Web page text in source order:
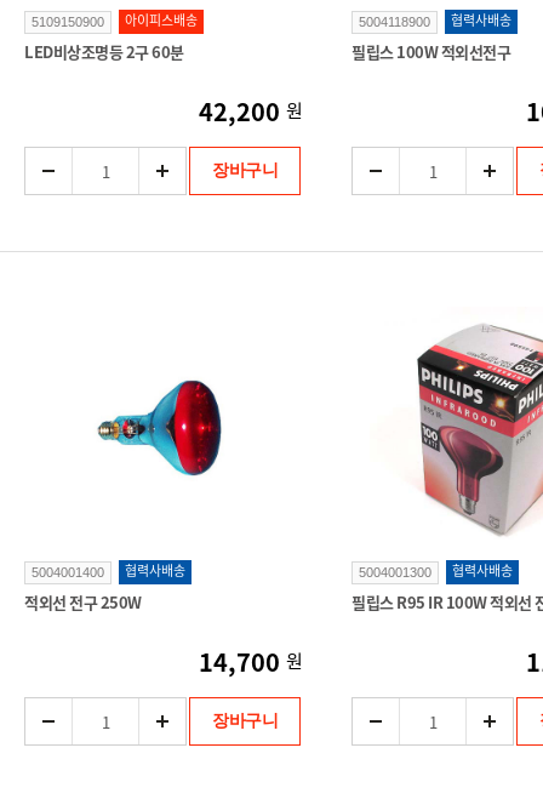
5109150900 아이피스배송
LED비상조명등 2구 60분
42,200 원
장바구니
5004118900 협력사배송
필립스 100W 적외선전구
5004001400 협력사배송
적외선 전구 250W
14,700 원
장바구니
5004001300 협력사배송
필립스 R95 IR 100W 적외선